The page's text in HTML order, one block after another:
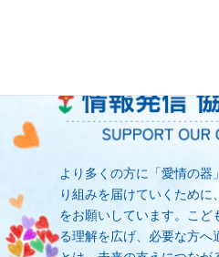
より多くの方に「愛情の器
り組みを届けていくために
をお願いしています。こど
る理解を広げ、必要な方へ